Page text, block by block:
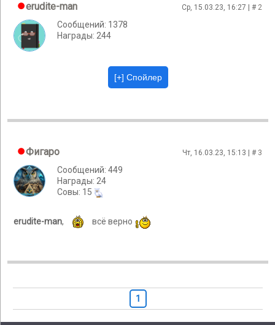
erudite-man Ср, 15.03.23, 16:27 | # 2
Сообщений: 1378
Награды: 244
Фигаро Чт, 16.03.23, 15:13 | # 3
Сообщений: 449
Награды: 24
Cовы: 15
erudite-man, всё верно
1